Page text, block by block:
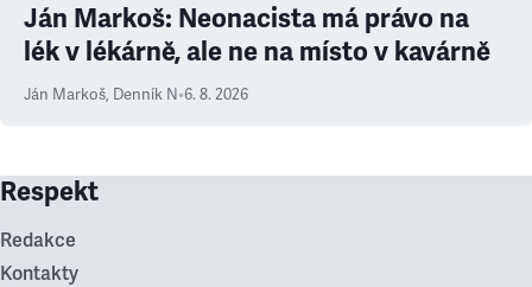
Ján Markoš: Neonacista má právo na
lék v lékárně, ale ne na místo v kavárně
Ján Markoš, Denník N•6. 8. 2026
Respekt
Redakce
Kontakty